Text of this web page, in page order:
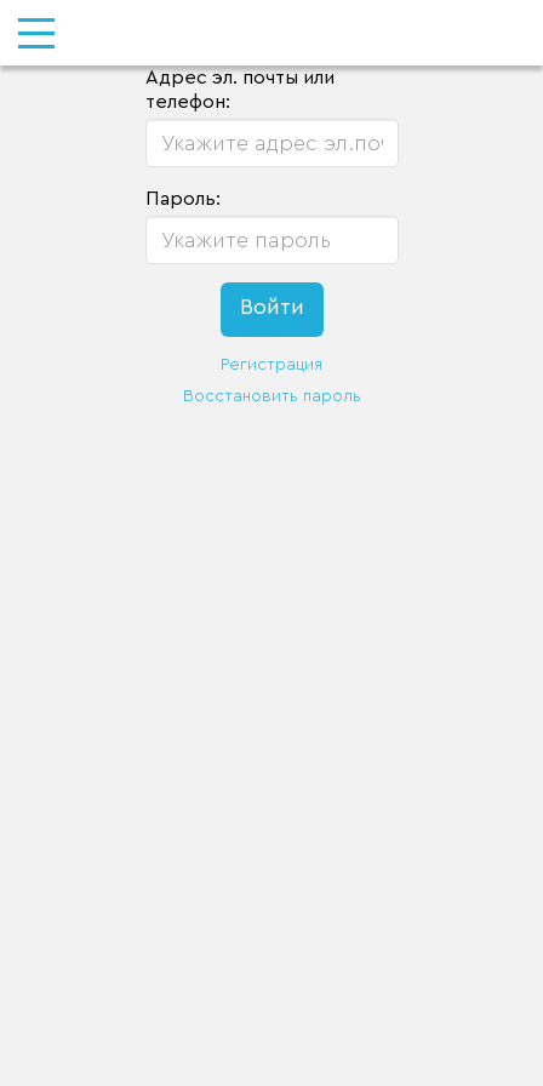
Адрес эл. почты или
телефон:
Пароль:
Регистрация
Восстановить пароль